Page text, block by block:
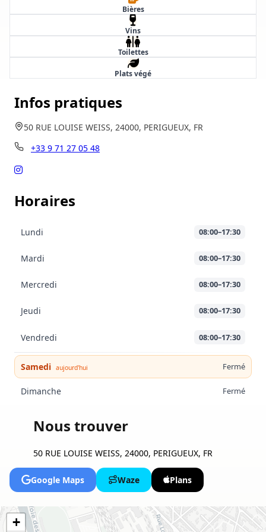
Bières
Vins
Toilettes
Plats végé
Infos pratiques
50 RUE LOUISE WEISS, 24000, PERIGUEUX, FR
+33 9 71 27 05 48
Horaires
Lundi 08:00–17:30
Mardi 08:00–17:30
Mercredi 08:00–17:30
Jeudi 08:00–17:30
Vendredi 08:00–17:30
Samedi aujourd'hui Fermé
Dimanche Fermé
Nous trouver
50 RUE LOUISE WEISS, 24000, PERIGUEUX, FR
Google Maps Waze Plans
+